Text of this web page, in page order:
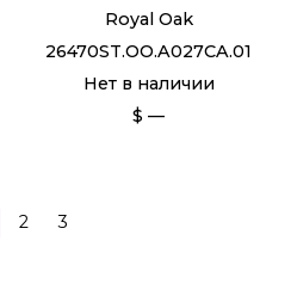
Royal Oak
26470ST.OO.A027CA.01
Нет в наличии
$ —
2 3